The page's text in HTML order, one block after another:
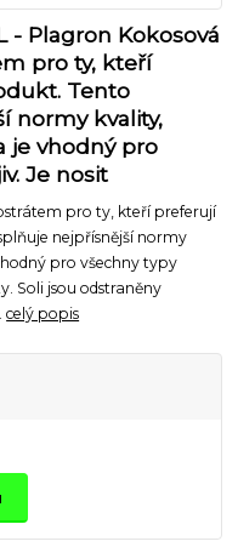
- Plagron Kokosová
pro ty, kteří
Tento
normy kvality,
je vhodný pro
Je nosit
pro ty, kteří preferují
nejpřísnější normy
pro všechny typy
Soli jsou odstraněny
celý popis